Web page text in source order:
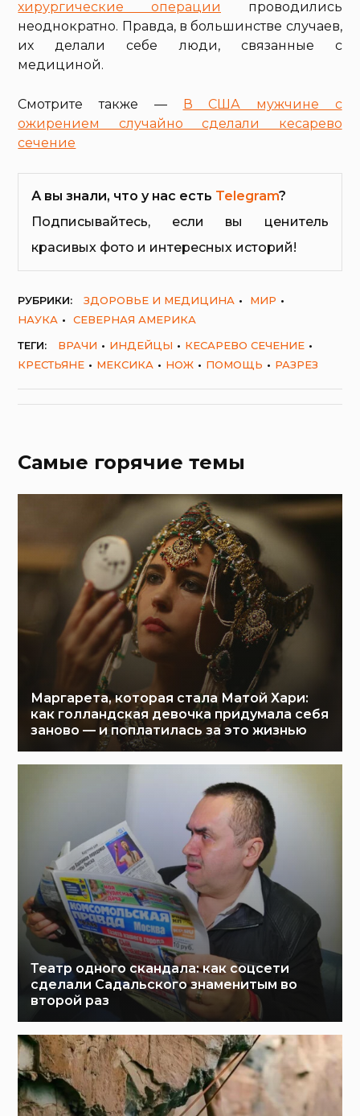
хирургические операции
проводились
неоднократно. Правда, в большинстве случаев,
их делали себе люди, связанные с
медициной.
Смотрите также —
В США мужчине с
ожирением случайно сделали кесарево
сечение
А вы знали, что у нас есть Telegram?
Подписывайтесь, если вы ценитель
красивых фото и интересных историй!
РУБРИКИ: ЗДОРОВЬЕ И МЕДИЦИНА
МИР
НАУКА
СЕВЕРНАЯ АМЕРИКА
ТЕГИ:
ВРАЧИ ИНДЕЙЦЫ
КЕСАРЕВО СЕЧЕНИЕ
КРЕСТЬЯНЕ
МЕКСИКА НОЖ ПОМОЩЬ РАЗРЕЗ
Самые горячие темы
Маргарета, которая стала Матой Хари:
как голландская девочка придумала себя
заново — и поплатилась за это жизнью
Театр одного скандала: как соцсети
сделали Садальского знаменитым во
второй раз